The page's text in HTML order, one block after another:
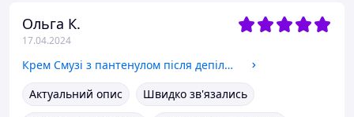
Ольга К.
17.04.2024
Крем Смузі з пантенулом після депіляції 500мл.
Актуальний опис
Швидко зв'язались